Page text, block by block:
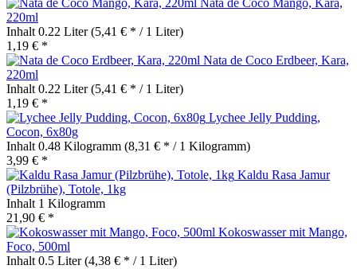
220ml
Inhalt 0.22 Liter(5,41 € * / 1 Liter)
1,19 € *
Nata de Coco Erdbeer, Kara,
220ml
Inhalt 0.22 Liter(5,41 € * / 1 Liter)
1,19 € *
Lychee Jelly Pudding,
Cocon, 6x80g
Inhalt 0.48 Kilogramm (8,31 € * / 1 Kilogramm)
3,99 € *
Kaldu Rasa Jamur
(Pilzbrühe), Totole, 1kg
Inhalt 1 Kilogramm
21,90 € *
Kokoswasser mit Mango,
Foco, 500ml
Inhalt 0.5 Liter(4,38 € * / 1 Liter)